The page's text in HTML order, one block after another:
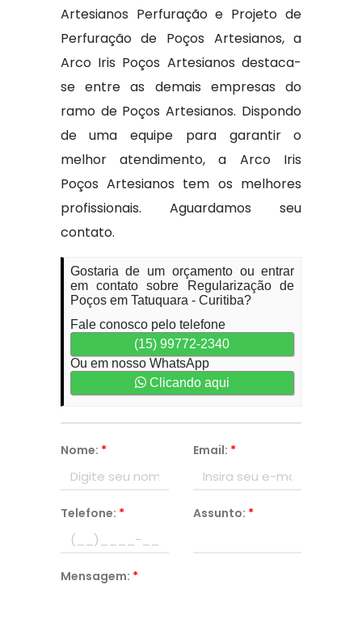
Artesianos Perfuração e Projeto de
Perfuração de Poços Artesianos, a
Arco Iris Poços Artesianos destaca-
se entre as demais empresas do
ramo de Poços Artesianos. Dispondo
de uma equipe para garantir o
melhor atendimento, a Arco Iris
Poços Artesianos tem os melhores
profissionais. Aguardamos seu
contato.
Gostaria de um orçamento ou entrar
em contato sobre Regularização de
Poços em Tatuquara - Curitiba?
Fale conosco pelo telefone
(15) 99772-2340
Ou em nosso WhatsApp
Clicando aqui
Nome: * Email: *
Telefone: * Assunto: *
Mensagem: *